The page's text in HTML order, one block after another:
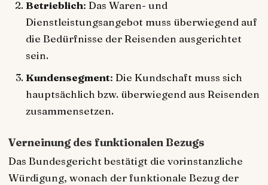
Betrieblich: Das Waren- und
Dienstleistungsangebot muss überwiegend auf
die Bedürfnisse der Reisenden ausgerichtet
sein.
Kundensegment: Die Kundschaft muss sich
hauptsächlich bzw. überwiegend aus Reisenden
zusammensetzen.
Verneinung des funktionalen Bezugs
Das Bundesgericht bestätigt die vorinstanzliche
Würdigung, wonach der funktionale Bezug der